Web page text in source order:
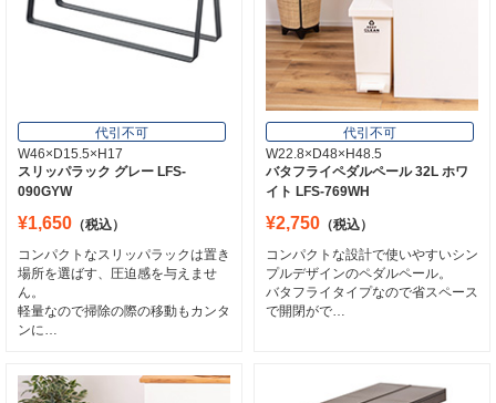
代引不可
W46×D15.5×H17
スリッパラック グレー LFS-
090GYW
¥1,650 （税込）
コンパクトなスリッパラックは置き
場所を選ばす、圧迫感を与えませ
ん。
軽量なので掃除の際の移動もカンタ
ンに…
代引不可
W22.8×D48×H48.5
バタフライペダルペール 32L ホワ
イト LFS-769WH
¥2,750 （税込）
コンパクトな設計で使いやすいシン
プルデザインのペダルペール。
バタフライタイプなので省スペース
で開閉がで…